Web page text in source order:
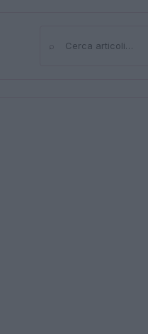
⌕Cerca